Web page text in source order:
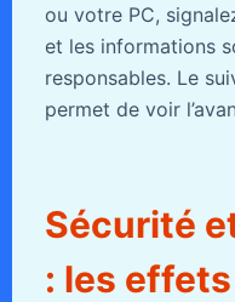
ou votre PC,
et les informations
responsables. Le
permet de voir
Sécurité
: les